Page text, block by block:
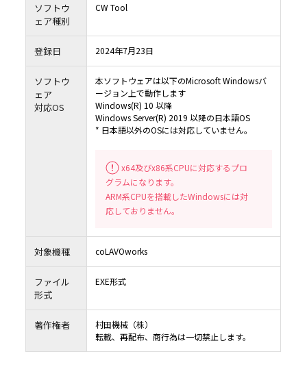
6.3 お客様が、本ソフトウェアの誤りを発見し、村田機械に対して、当該欠陥につき
合、村田機械及び村田機械のライセンサーにおいて、合理的な期間内に自己が適切と
施すよう努力するものとします。
顧客に何らかの損害（直接的損害、結果的損害、付随的損害、逸失利益、営業利益の
たデータ等の損失、その他の損失等を含みますが、これらに限定されるものではあり
ンサーの故意又は重大な過失により生じた場合は、この限りではありません。
6.5 村田機械及び村田機械のライセンサーは、本ソフトウェアに関し、第三者の特許
の他の知的財産権に対する侵害がないことを保証するものではなく、お客様が本ソフ
し、第三者から知的財産権侵害の主張（警告、訴訟提起を含む）を受けた場合におい
の責任を負いません。但し、村田機械及び／又は村田機械のライセンサーが、本ソフ
客様に提供した時点（村田機械がお客様に本ソフトウェアを含む記録媒体を譲渡した
様が本ソフトウェアをダウンロードした時点）において、第三者の知的財産権の侵害
場合は、この限りではありません。
6.6 6.4項但書、6.5項但書又は法令により村田機械及び村田機械のライセンサーが損
負う場合においても、社会通念上、当該種類の債務不履行、不法行為等から直接かつ
7.1 お客様が、本ソフトウェアをダウンロード、インストール又は使用するという形
条項に同意した日が、本契約書の効力発生日となります。
7.2 お客様は、本ソフトウェアをアンインストールし、保有するすべての複製を破棄
って、いつでも本契約を終了させることができます。
7.3 村田機械は、お客様が本契約書の条項に違反した場合、何らの催告を要せず、い
を終了させることができます。本契約の終了時には、お客様は直ちに本ソフトウェア
お客様は、契約の締結の有無に関するすべての紛争も含め、本契約、及び本契約に起
くは関連するいかなる紛争も、日本法に準拠し、日本法に従って解釈されること、ま
９．輸出規制
本ソフトウェアは、日本国及び米国の輸出規制法の対象となります。お客様は、本ソ
本ソフトウェアは48 CFR 2.101（2007年10月）において定義される「商用品目」で、48
12.212（2007年10月）に規定される「商用コンピューターソフトウェア」及び「商用
ーソフトウェア文書類」からなるものです。48 CFR 12.212 （2007年10月）及び48
ら227.7202-4（2007年1月）までに従い、すべての米国政府機関のエンドユーザーが、
ソフトウ
ェア種別
CW Tool
登録日 2024年7月23日
ソフトウ
ェア
対応OS
本ソフトウェアは以下のMicrosoft Windowsバ
ージョン上で動作します
Windows(R) 10 以降
Windows Server(R) 2019 以降の日本語OS
* 日本語以外のOSには対応していません。
x64及びx86系CPUに対応するプロ
グラムになります。
ARM系CPUを搭載したWindowsには対
応しておりません。
対象機種 coLAVOworks
ファイル
形式
EXE形式
著作権者
村田機械（株）
転載、再配布、商行為は一切禁止します。